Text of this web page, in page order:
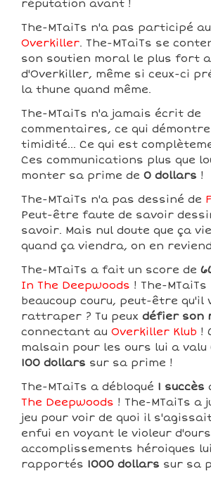
réputation avant !
The-MTaiTs n'a pas participé au
Overkiller. The-MTaiTs se
son soutien moral le plus fort
d'Overkiller, même si ceux-ci
la thune quand même.
The-MTaiTs n'a jamais écrit de
commentaires, ce qui
timidité... Ce qui est
Ces communications plus que
monter sa prime de 0 dollars !
The-MTaiTs n'a pas dessiné de
Peut-être faute de savoir
savoir. Mais nul doute que ça
quand ça viendra, on en
The-MTaiTs a fait un score de
In The Deepwoods ! The-
beaucoup couru, peut-être qu'il
rattraper ? Tu peux défier son
connectant au Overkiller Klub !
malsain pour les ours lui a valu
100 dollars sur sa prime !
The-MTaiTs a débloqué 1 succès
The Deepwoods ! The-MTaiTs a
jeu pour voir de quoi il
enfui en voyant le violeur d'ours
accomplissements héroiques
rapportés 1000 dollars sur sa